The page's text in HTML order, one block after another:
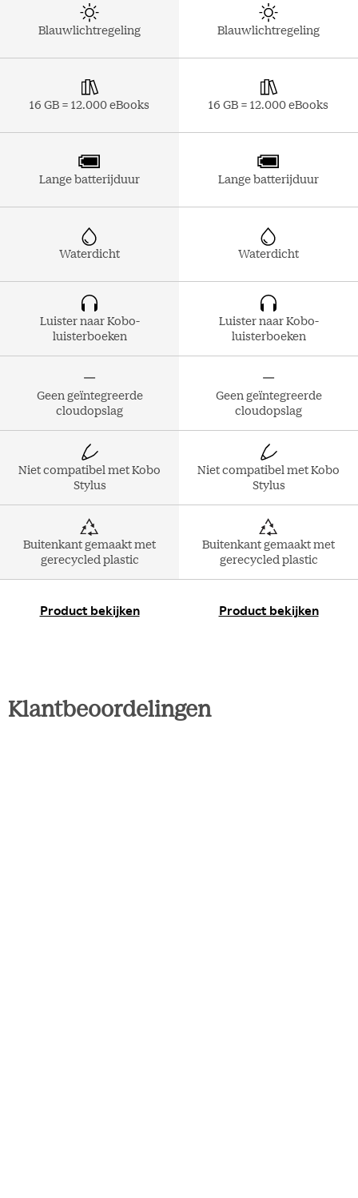
Blauwlichtregeling
16 GB = 12.000 eBooks
Lange batterijduur
Waterdicht
Luister naar Kobo-
luisterboeken
Geen geïntegreerde
cloudopslag
Niet compatibel met Kobo
Stylus
Buitenkant gemaakt met
gerecycled plastic
Product bekijken
Blauwlichtregeling
16 GB = 12.000 eBooks
Lange batterijduur
Waterdicht
Luister naar Kobo-
luisterboeken
Geen geïntegreerde
cloudopslag
Niet compatibel met Kobo
Stylus
Buitenkant gemaakt met
gerecycled plastic
Product bekijken
Klantbeoordelingen